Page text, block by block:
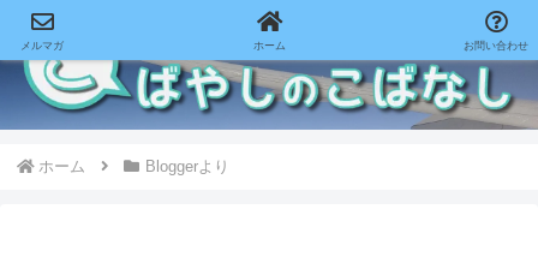
ホーム Bloggerより
メルマガ ホーム お問い合わせ